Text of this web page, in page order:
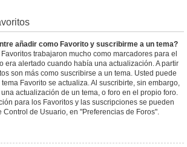
añadir como Favorito y suscribirme a un tema?
trabajaron mucho como marcadores para el
era alertado cuando había una actualización. A partir
son más como suscribirse a un tema. Usted puede
Favorito se actualiza. Al suscribirte, sin embargo,
actualización de un tema, o foro en el propio foro.
para los Favoritos y las suscripciones se pueden
de Usuario, en "Preferencias de Foros".